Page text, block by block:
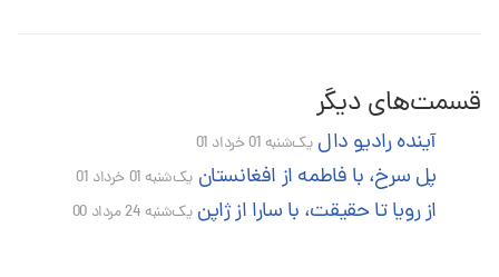
قسمت‌های دیگر
آینده رادیو دالیک‌شنبه 01 خرداد 01
پل سرخ، با فاطمه از افغانستان یک‌شنبه 01 خرداد 01
از رویا تا حقیقت، با سارا از ژاپنیک‌شنبه 24 مرداد 00